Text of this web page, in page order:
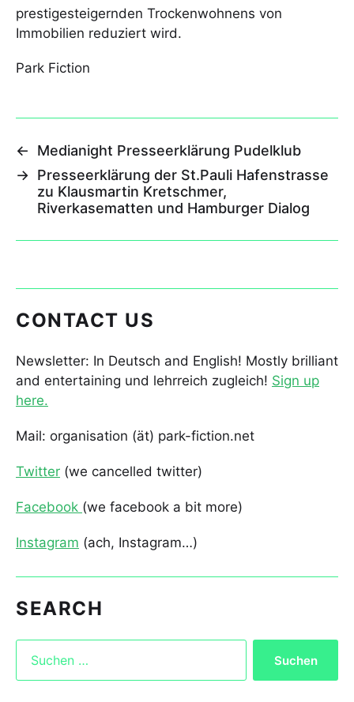
prestigesteigernden Trockenwohnens von
Immobilien reduziert wird.
Park Fiction
←
Medianight Presseerklärung Pudelklub
→ Presseerklärung der St.Pauli Hafenstrasse
zu Klausmartin Kretschmer,
Riverkasematten und Hamburger Dialog
CONTACT US
Newsletter: In Deutsch and English! Mostly brilliant
and entertaining und lehrreich zugleich! Sign up
here.
Mail: organisation (ät) park-fiction.net
Twitter (we cancelled twitter)
Facebook (we facebook a bit more)
Instagram (ach, Instagram…)
SEARCH